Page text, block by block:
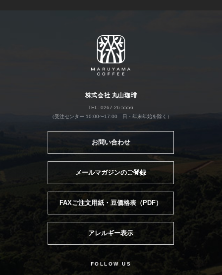
株式会社 丸山珈琲
TEL: 0267-26-5556
（受注センター 10:00〜17:00 日・年末年始を除く）
お問い合わせ
メールマガジンのご登録
FAXご注文用紙・豆価格表（PDF）
アレルギー表示
FOLLOW US